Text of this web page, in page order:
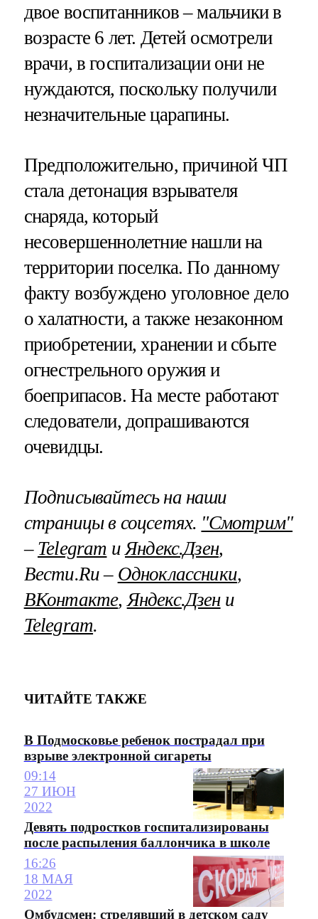
двое воспитанников – мальчики в
возрасте 6 лет. Детей осмотрели
врачи, в госпитализации они не
нуждаются, поскольку получили
незначительные царапины.
Предположительно, причиной ЧП
стала детонация взрывателя
снаряда, который
несовершеннолетние нашли на
территории поселка. По данному
факту возбуждено уголовное дело
о халатности, а также незаконном
приобретении, хранении и сбыте
огнестрельного оружия и
боеприпасов. На месте работают
следователи, допрашиваются
очевидцы.
Подписывайтесь на наши
страницы в соцсетях. "Смотрим"
– Telegram и Яндекс.Дзен,
Вести.Ru – Одноклассники,
ВКонтакте, Яндекс.Дзени
Telegram.
ЧИТАЙТЕ ТАКЖЕ
В Подмосковье ребенок пострадал при
взрыве электронной сигареты
09:14
27 ИЮН
2022
Девять подростков госпитализированы
после распыления баллончика в школе
16:26
18 МАЯ
2022
Омбудсмен: стрелявший в детском саду